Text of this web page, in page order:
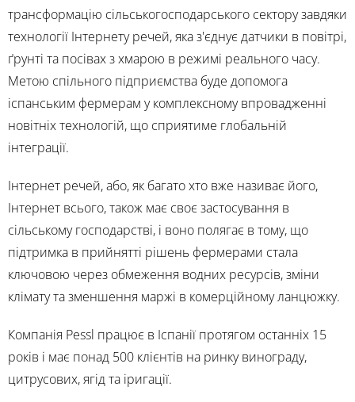
трансформацію сільськогосподарського сектору завдяки
технології Інтернету речей, яка з'єднує датчики в повітрі,
ґрунті та посівах з хмарою в режимі реального часу.
Метою спільного підприємства буде допомога
іспанським фермерам у комплексному впровадженні
новітніх технологій, що сприятиме глобальній
інтеграції.
Інтернет речей, або, як багато хто вже називає його,
Інтернет всього, також має своє застосування в
сільському господарстві, і воно полягає в тому, що
підтримка в прийнятті рішень фермерами стала
ключовою через обмеження водних ресурсів, зміни
клімату та зменшення маржі в комерційному ланцюжку.
Компанія Pessl працює в Іспанії протягом останніх 15
років і має понад 500 клієнтів на ринку винограду,
цитрусових, ягід та іригації.